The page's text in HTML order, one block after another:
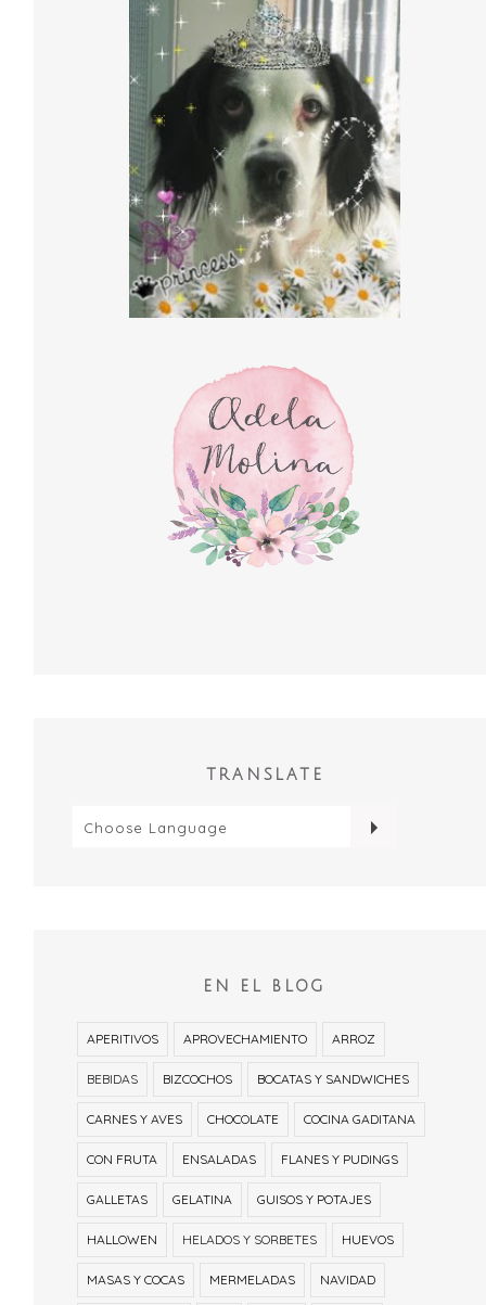
TRANSLATE
EN EL BLOG
APERITIVOS APROVECHAMIENTO ARROZ
BEBIDAS BIZCOCHOS BOCATAS Y SANDWICHES
CARNES Y AVES CHOCOLATE COCINA GADITANA
CON FRUTA ENSALADAS FLANES Y PUDINGS
GALLETAS GELATINA GUISOS Y POTAJES
HALLOWEN HELADOS Y SORBETES HUEVOS
MASAS Y COCAS MERMELADAS NAVIDAD